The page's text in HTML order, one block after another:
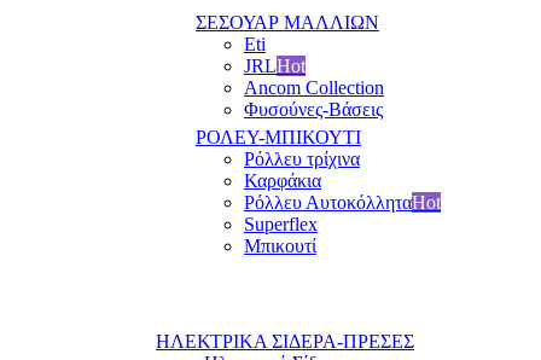
ΣΕΣΟΥΑΡ ΜΑΛΛΙΩΝ
Eti
JRLHot
Ancom Collection
Φυσούνες-Βάσεις
ΡΟΛΕΥ-ΜΠΙΚΟΥΤΙ
Ρόλλευ τρίχινα
Καρφάκια
Ρόλλευ ΑυτοκόλληταHot
Superflex
Μπικουτί
ΗΛΕΚΤΡΙΚΑ ΣΙΔΕΡΑ-ΠΡΕΣΕΣ